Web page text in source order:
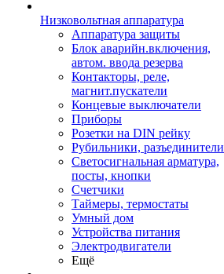
Низковольтная аппаратура
Аппаратура защиты
Блок аварийн.включения,
автом. ввода резерва
Контакторы, реле,
магнит.пускатели
Концевые выключатели
Приборы
Розетки на DIN рейку
Рубильники, разъединители
Светосигнальная арматура,
посты, кнопки
Счетчики
Таймеры, термостаты
Умный дом
Устройства питания
Электродвигатели
Ещё